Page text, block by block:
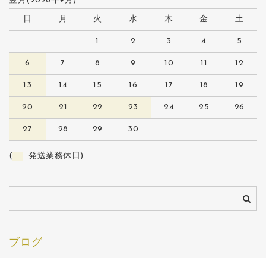
日 月 火 水 木 金 土
1 2 3 4 5
6 7 8 9 10 11 12
13 14 15 16 17 18 19
20 21 22 23 24 25 26
27 28 29 30
( 発送業務休日)
ブログ